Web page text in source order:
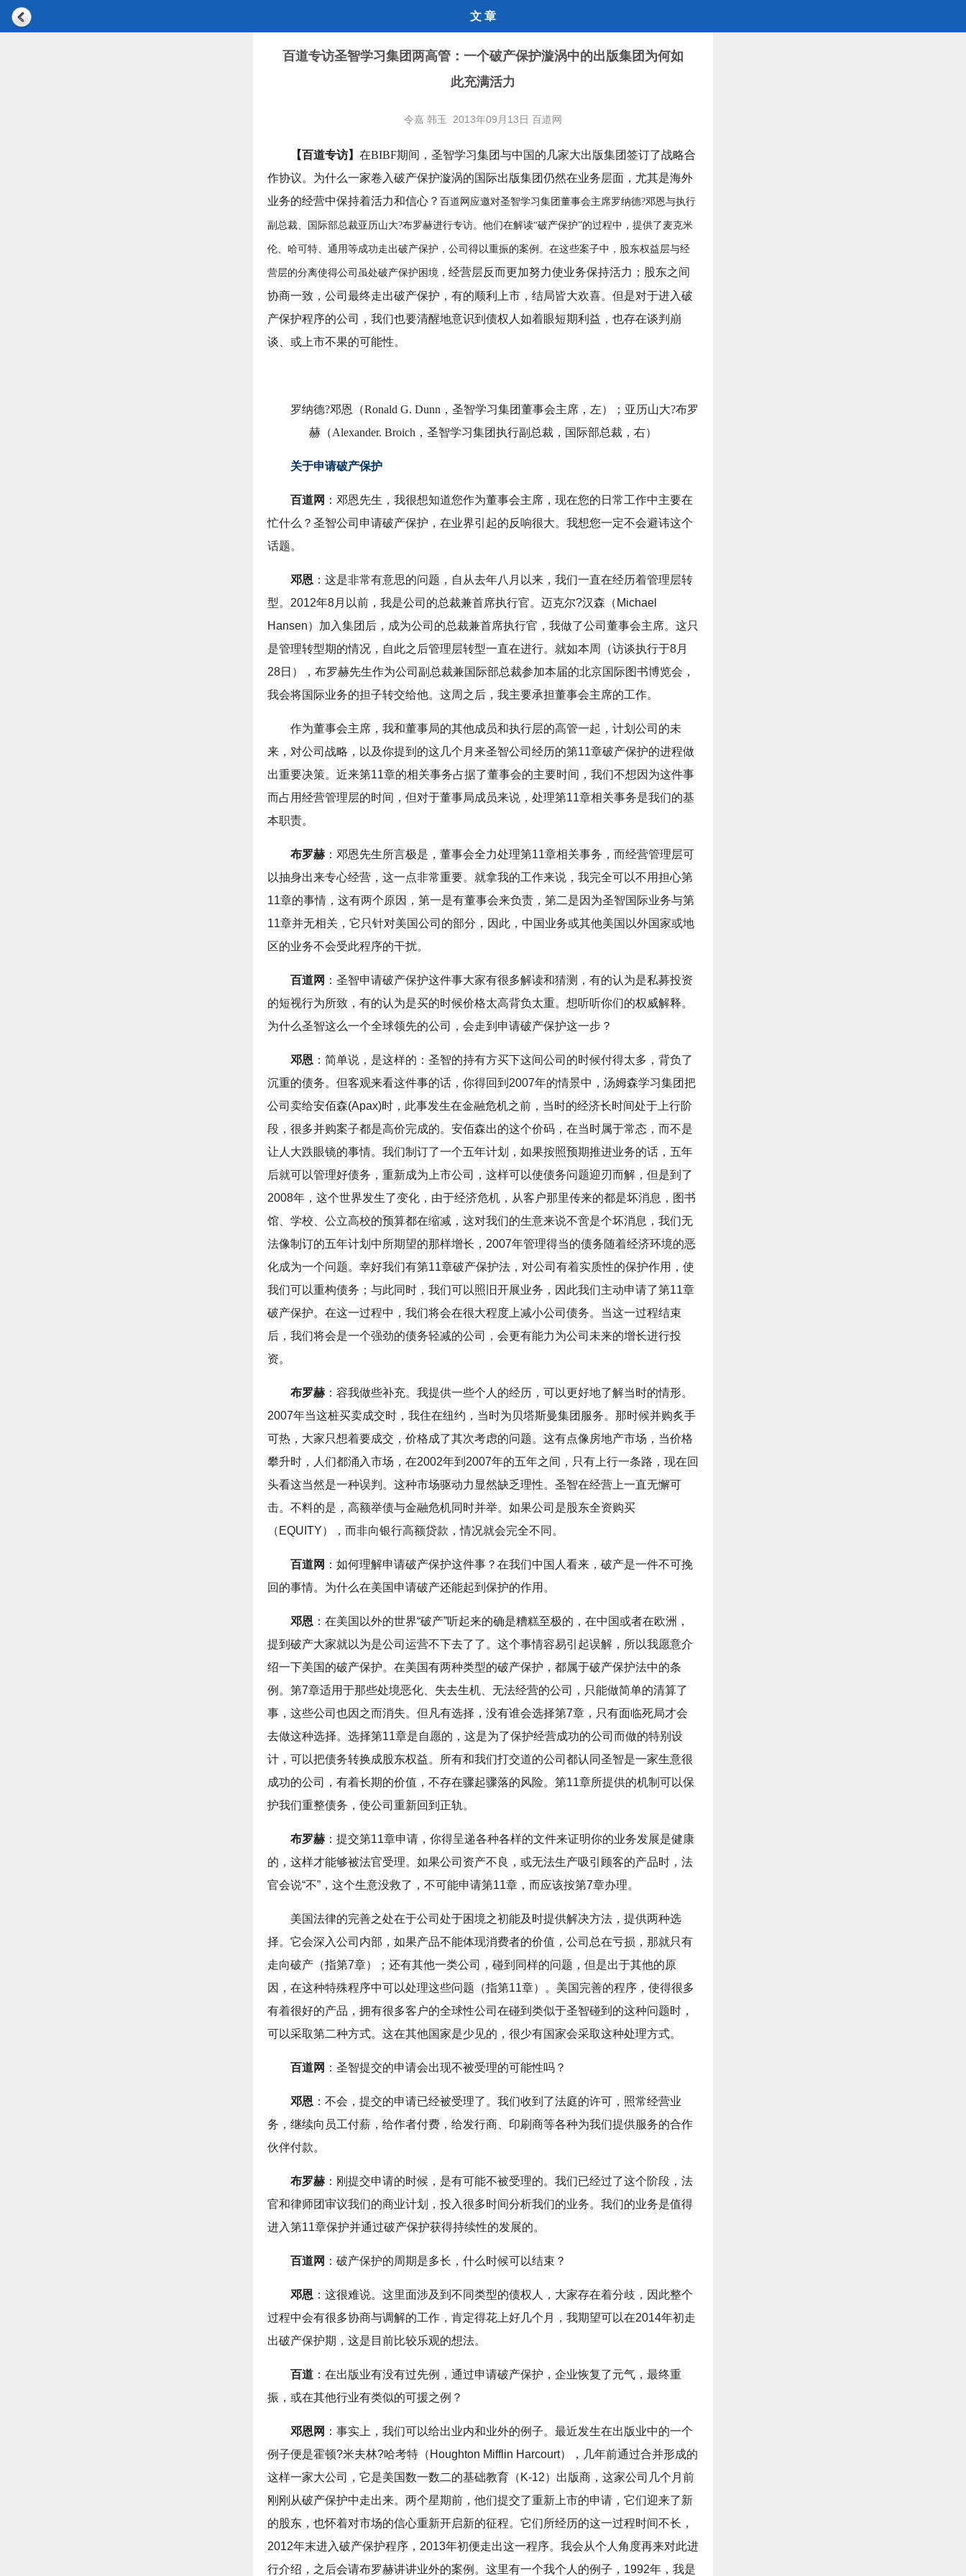
文 章
百道专访圣智学习集团两高管：一个破产保护漩涡中的出版集团为何如
此充满活力
令嘉 韩玉 2013年09月13日 百道网
【百道专访】 在BIBF期间，圣智学习集团与中国的几家大出版集团签订了战略合
作协议。为什么一家卷入破产保护漩涡的国际出版集团仍然在业务层面，尤其是海外
业务的经营中保持着活力和信心？ 百道网应邀对圣智学习集团董事会主席罗纳德?邓恩与执行
副总裁、国际部总裁亚历山大?布罗赫进行专访。他们在解读“破产保护”的过程中，提供了麦克米
伦、哈可特、通用等成功走出破产保护，公司得以重振的案例。在这些案子中，股东权益层与经
营层的分离使得公司虽处破产保护困境， 经营层反而更加努力使业务保持活力； 股东之间
协商一致，公司最终走出破产保护，有的顺利上市，结局皆大欢喜。但是对于进入破
产保护程序的公司，我们也要清醒地意识到债权人如着眼短期利益，也存在谈判崩
谈、或上市不果的可能性。
罗纳德?邓恩（Ronald G. Dunn，圣智学习集团董事会主席，左）； 亚历山大?布罗
赫（Alexander. Broich，圣智学习集团执行副总裁，国际部总裁，右）
关于申请破产保护
百道网 ：邓恩先生，我很想知道您作为董事会主席，现在您的日常工作中主要在
忙什么？圣智公司申请破产保护，在业界引起的反响很大。我想您一定不会避讳这个
话题。
邓恩 ：这是非常有意思的问题，自从去年八月以来，我们一直在经历着管理层转
型。2012年8月以前，我是公司的总裁兼首席执行官。迈克尔?汉森（Michael
Hansen）加入集团后，成为公司的总裁兼首席执行官，我做了公司董事会主席。这只
是管理转型期的情况，自此之后管理层转型一直在进行。就如本周（访谈执行于8月
28日），布罗赫先生作为公司副总裁兼国际部总裁参加本届的北京国际图书博览会，
我会将国际业务的担子转交给他。这周之后，我主要承担董事会主席的工作。
作为董事会主席，我和董事局的其他成员和执行层的高管一起，计划公司的未
来，对公司战略，以及你提到的这几个月来圣智公司经历的第11章破产保护的进程做
出重要决策。近来第11章的相关事务占据了董事会的主要时间，我们不想因为这件事
而占用经营管理层的时间，但对于董事局成员来说，处理第11章相关事务是我们的基
本职责。
布罗赫 ：邓恩先生所言极是，董事会全力处理第11章相关事务，而经营管理层可
以抽身出来专心经营，这一点非常重要。就拿我的工作来说，我完全可以不用担心第
11章的事情，这有两个原因，第一是有董事会来负责，第二是因为圣智国际业务与第
11章并无相关，它只针对美国公司的部分，因此，中国业务或其他美国以外国家或地
区的业务不会受此程序的干扰。
百道网 ：圣智申请破产保护这件事大家有很多解读和猜测，有的认为是私募投资
的短视行为所致，有的认为是买的时候价格太高背负太重。想听听你们的权威解释。
为什么圣智这么一个全球领先的公司，会走到申请破产保护这一步？
邓恩 ：简单说，是这样的：圣智的持有方买下这间公司的时候付得太多，背负了
沉重的债务。但客观来看这件事的话，你得回到2007年的情景中，汤姆森学习集团把
公司卖给安佰森(Apax)时，此事发生在金融危机之前，当时的经济长时间处于上行阶
段，很多并购案子都是高价完成的。安佰森出的这个价码，在当时属于常态，而不是
让人大跌眼镜的事情。我们制订了一个五年计划，如果按照预期推进业务的话，五年
后就可以管理好债务，重新成为上市公司，这样可以使债务问题迎刃而解，但是到了
2008年，这个世界发生了变化，由于经济危机，从客户那里传来的都是坏消息，图书
馆、学校、公立高校的预算都在缩减，这对我们的生意来说不啻是个坏消息，我们无
法像制订的五年计划中所期望的那样增长，2007年管理得当的债务随着经济环境的恶
化成为一个问题。幸好我们有第11章破产保护法，对公司有着实质性的保护作用，使
我们可以重构债务；与此同时，我们可以照旧开展业务，因此我们主动申请了第11章
破产保护。在这一过程中，我们将会在很大程度上减小公司债务。当这一过程结束
后，我们将会是一个强劲的债务轻减的公司，会更有能力为公司未来的增长进行投
资。
布罗赫 ：容我做些补充。我提供一些个人的经历，可以更好地了解当时的情形。
2007年当这桩买卖成交时，我住在纽约，当时为贝塔斯曼集团服务。那时候并购炙手
可热，大家只想着要成交，价格成了其次考虑的问题。这有点像房地产市场，当价格
攀升时，人们都涌入市场，在2002年到2007年的五年之间，只有上行一条路，现在回
头看这当然是一种误判。这种市场驱动力显然缺乏理性。圣智在经营上一直无懈可
击。不料的是，高额举债与金融危机同时并举。如果公司是股东全资购买
（EQUITY），而非向银行高额贷款，情况就会完全不同。
百道网 ：如何理解申请破产保护这件事？在我们中国人看来，破产是一件不可挽
回的事情。为什么在美国申请破产还能起到保护的作用。
邓恩 ：在美国以外的世界“破产”听起来的确是糟糕至极的，在中国或者在欧洲，
提到破产大家就以为是公司运营不下去了了。这个事情容易引起误解，所以我愿意介
绍一下美国的破产保护。在美国有两种类型的破产保护，都属于破产保护法中的条
例。第7章适用于那些处境恶化、失去生机、无法经营的公司，只能做简单的清算了
事，这些公司也因之而消失。但凡有选择，没有谁会选择第7章，只有面临死局才会
去做这种选择。选择第11章是自愿的，这是为了保护经营成功的公司而做的特别设
计，可以把债务转换成股东权益。所有和我们打交道的公司都认同圣智是一家生意很
成功的公司，有着长期的价值，不存在骤起骤落的风险。第11章所提供的机制可以保
护我们重整债务，使公司重新回到正轨。
布罗赫 ：提交第11章申请，你得呈递各种各样的文件来证明你的业务发展是健康
的，这样才能够被法官受理。如果公司资产不良，或无法生产吸引顾客的产品时，法
官会说“不”，这个生意没救了，不可能申请第11章，而应该按第7章办理。
美国法律的完善之处在于公司处于困境之初能及时提供解决方法，提供两种选
择。它会深入公司内部，如果产品不能体现消费者的价值，公司总在亏损，那就只有
走向破产（指第7章）；还有其他一类公司，碰到同样的问题，但是出于其他的原
因，在这种特殊程序中可以处理这些问题（指第11章）。美国完善的程序，使得很多
有着很好的产品，拥有很多客户的全球性公司在碰到类似于圣智碰到的这种问题时，
可以采取第二种方式。这在其他国家是少见的，很少有国家会采取这种处理方式。
百道网 ：圣智提交的申请会出现不被受理的可能性吗？
邓恩 ：不会，提交的申请已经被受理了。我们收到了法庭的许可，照常经营业
务，继续向员工付薪，给作者付费，给发行商、印刷商等各种为我们提供服务的合作
伙伴付款。
布罗赫 ：刚提交申请的时候，是有可能不被受理的。我们已经过了这个阶段，法
官和律师团审议我们的商业计划，投入很多时间分析我们的业务。我们的业务是值得
进入第11章保护并通过破产保护获得持续性的发展的。
百道网 ：破产保护的周期是多长，什么时候可以结束？
邓恩 ：这很难说。这里面涉及到不同类型的债权人，大家存在着分歧，因此整个
过程中会有很多协商与调解的工作，肯定得花上好几个月，我期望可以在2014年初走
出破产保护期，这是目前比较乐观的想法。
百道 ：在出版业有没有过先例，通过申请破产保护，企业恢复了元气，最终重
振，或在其他行业有类似的可援之例？
邓恩网 ：事实上，我们可以给出业内和业外的例子。最近发生在出版业中的一个
例子便是霍顿?米夫林?哈考特（Houghton Mifflin Harcourt），几年前通过合并形成的
这样一家大公司，它是美国数一数二的基础教育（K-12）出版商，这家公司几个月前
刚刚从破产保护中走出来。两个星期前，他们提交了重新上市的申请，它们迎来了新
的股东，也怀着对市场的信心重新开启新的征程。它们所经历的这一过程时间不长，
2012年末进入破产保护程序，2013年初便走出这一程序。我会从个人角度再来对此进
行介绍，之后会请布罗赫讲讲业外的案例。这里有一个我个人的例子，1992年，我是